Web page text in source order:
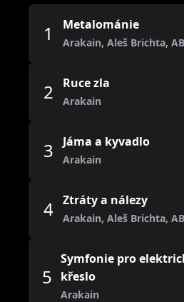
1 Metalománie
Arakain, Aleš Brichta,
2 Ruce zla
Arakain
3 Jáma a kyvadlo
Arakain
4 Ztráty a nálezy
Arakain, Aleš Brichta,
5
Symfonie pro
křeslo
Arakain